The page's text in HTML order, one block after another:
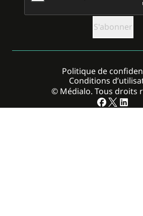
© Médialo. Tous droits
Politique de
Conditions